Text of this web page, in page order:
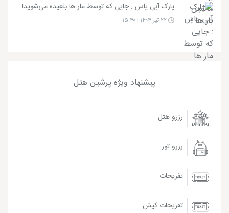
پارک آبی یاس : جایی که توسط مار ها بلعیده می‌شوید!
پیشنهاد ویژه پرشین هتل
رزرو هتل
رزرو تور
تفریحات
تفریحات کیش